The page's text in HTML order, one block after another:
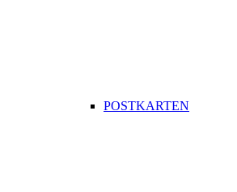
POSTKARTEN